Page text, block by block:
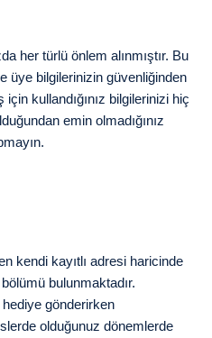
her türlü önlem alınmıştır. Bu
üye bilgilerinizin güvenliğinden
kullandığınız bilgilerinizi hiç
emin olmadığınız
kendi kayıtlı adresi haricinde
bulunmaktadır.
gönderirken
olduğunuz dönemlerde